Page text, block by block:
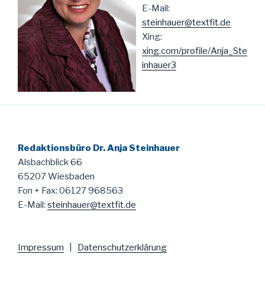
E-Mail:
steinhauer@textfit.de
Xing:
xing.com/profile/Anja_Ste
inhauer3
Redaktionsbüro Dr. Anja Steinhauer
Alsbachblick 66
65207 Wiesbaden
Fon + Fax: 06127 968563
E-Mail: steinhauer@textfit.de
Impressum Datenschutzerklärung